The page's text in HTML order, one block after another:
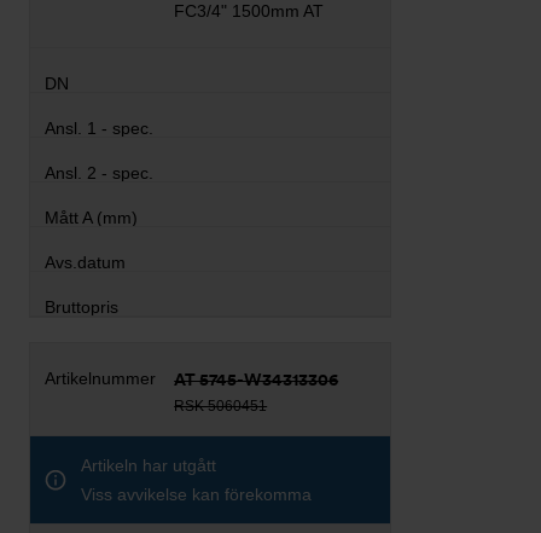
FC3/4" 1500mm AT
AT 5745-W34313306
RSK 5060451
Artikeln har utgått
Viss avvikelse kan förekomma